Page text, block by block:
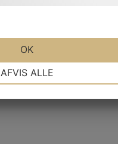
AFVIS ALLE
OK